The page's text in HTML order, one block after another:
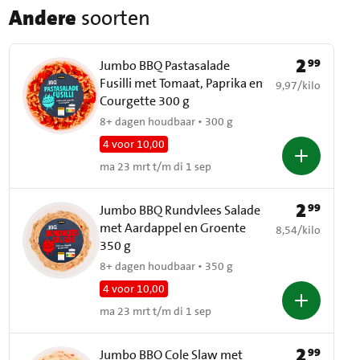
Andere soorten
Jumbo BBQ Pastasalade
Fusilli met Tomaat, Paprika en
Courgette 300 g
8+ dagen houdbaar • 300 g
4 voor 10,00
ma 23 mrt t/m di 1 sep
Prijs: € 2,99
299
€ 9,97 per kilo
9,97/kilo
Jumbo BBQ Rundvlees Salade
met Aardappel en Groente
350 g
8+ dagen houdbaar • 350 g
4 voor 10,00
ma 23 mrt t/m di 1 sep
Prijs: € 2,99
299
€ 8,54 per kilo
8,54/kilo
Jumbo BBQ Cole Slaw met
Prijs: € 2,99
99